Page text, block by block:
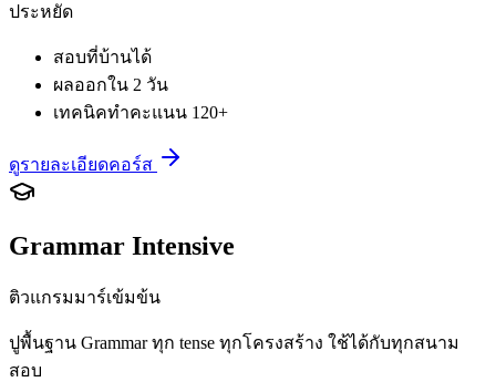
ประหยัด
สอบที่บ้านได้
ผลออกใน 2 วัน
เทคนิคทำคะแนน 120+
ดูรายละเอียดคอร์ส
Grammar Intensive
ติวแกรมมาร์เข้มข้น
ปูพื้นฐาน Grammar ทุก tense ทุกโครงสร้าง ใช้ได้กับทุกสนาม
สอบ